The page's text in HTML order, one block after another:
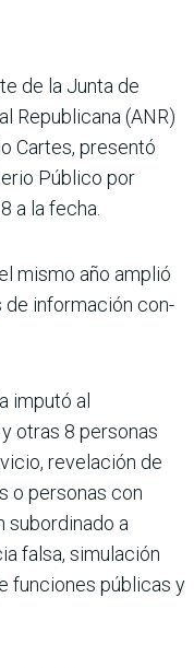
de la Junta de
Republicana (ANR)
Car­tes, presentó
Público por
a la fecha.
mismo año amplió
de información con­
imputó al
otras 8 personas
revela­ción de
o personas con
subordinado a
falsa, simulación
fun­ciones públicas y